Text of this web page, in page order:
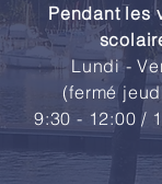
Pendant les
Lundi -
(fermé
9:30 - 12:00 /